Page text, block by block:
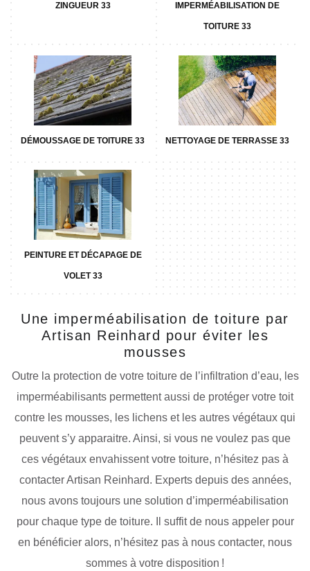
ZINGUEUR 33 IMPERMÉABILISATION DE
TOITURE 33
DÉMOUSSAGE DE TOITURE 33 NETTOYAGE DE TERRASSE 33
PEINTURE ET DÉCAPAGE DE
VOLET 33
Une imperméabilisation de toiture par
Artisan Reinhard pour éviter les
mousses
Outre la protection de votre toiture de l’infiltration d’eau, les
imperméabilisants permettent aussi de protéger votre toit
contre les mousses, les lichens et les autres végétaux qui
peuvent s’y apparaitre. Ainsi, si vous ne voulez pas que
ces végétaux envahissent votre toiture, n’hésitez pas à
contacter Artisan Reinhard. Experts depuis des années,
nous avons toujours une solution d’imperméabilisation
pour chaque type de toiture. Il suffit de nous appeler pour
en bénéficier alors, n’hésitez pas à nous contacter, nous
sommes à votre disposition !